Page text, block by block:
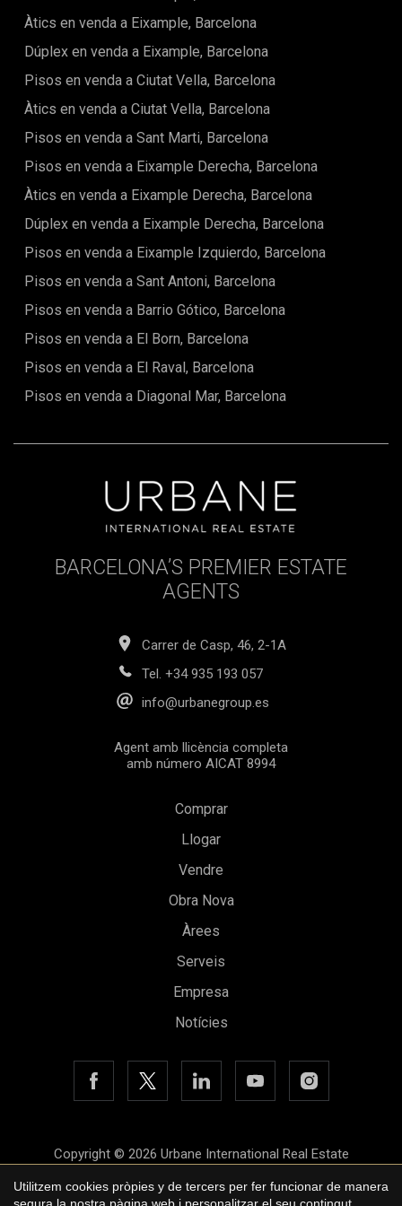
Àtics en venda a Eixample, Barcelona
Dúplex en venda a Eixample, Barcelona
Pisos en venda a Ciutat Vella, Barcelona
Àtics en venda a Ciutat Vella, Barcelona
Pisos en venda a Sant Marti, Barcelona
Pisos en venda a Eixample Derecha, Barcelona
Àtics en venda a Eixample Derecha, Barcelona
Dúplex en venda a Eixample Derecha, Barcelona
Pisos en venda a Eixample Izquierdo, Barcelona
Pisos en venda a Sant Antoni, Barcelona
Pisos en venda a Barrio Gótico, Barcelona
Pisos en venda a El Born, Barcelona
Pisos en venda a El Raval, Barcelona
Pisos en venda a Diagonal Mar, Barcelona
BARCELONA’S PREMIER ESTATE
AGENTS
Carrer de Casp, 46, 2-1A
Tel. +34 935 193 057
info@urbanegroup.es
Agent amb llicència completa
amb número AICAT 8994
Comprar
Llogar
Vendre
Obra Nova
Àrees
Serveis
Empresa
Notícies
Copyright © 2026 Urbane International Real Estate
Avís legal
Utilitzem cookies pròpies y de tercers per fer funcionar de manera
segura la nostra pàgina web i personalitzar el seu contingut.